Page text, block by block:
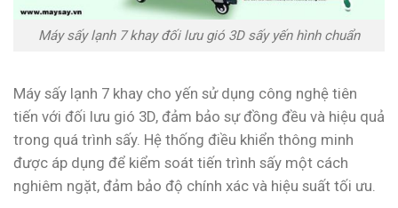
Máy sấy lạnh 7 khay đối lưu gió 3D sấy yến hình chuẩn
Máy sấy lạnh 7 khay cho yến sử dụng công nghệ tiên
tiến với đối lưu gió 3D, đảm bảo sự đồng đều và hiệu quả
trong quá trình sấy. Hệ thống điều khiển thông minh
được áp dụng để kiểm soát tiến trình sấy một cách
nghiêm ngặt, đảm bảo độ chính xác và hiệu suất tối ưu.